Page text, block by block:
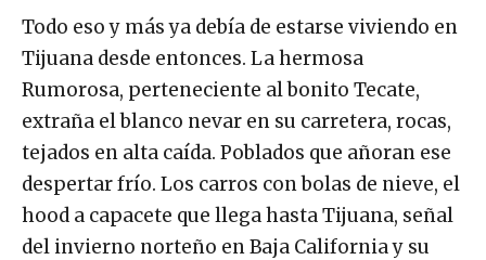
Todo eso y más ya debía de estarse viviendo en
Tijuana desde entonces. La hermosa
Rumorosa, perteneciente al bonito Tecate,
extraña el blanco nevar en su carretera, rocas,
tejados en alta caída. Poblados que añoran ese
despertar frío. Los carros con bolas de nieve, el
hood a capacete que llega hasta Tijuana, señal
del invierno norteño en Baja California y su